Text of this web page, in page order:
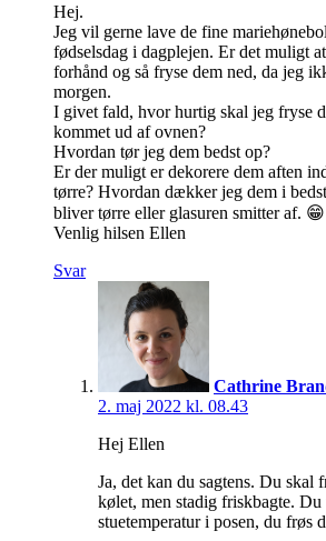
Hej.
Jeg vil gerne lave de fine
fødselsdag i dagplejen. Er det muligt
forhånd og så fryse dem ned, da jeg
morgen.
I givet fald, hvor hurtig skal jeg fryse
kommet ud af ovnen?
Hvordan tør jeg dem bedst op?
Er der muligt er dekorere dem aften
tørre? Hvordan dækker jeg dem i
bliver tørre eller glasuren smitter af. 😁
Venlig hilsen Ellen
Svar
Cathrine
2. maj 2022 kl. 08.43
Hej Ellen
Ja, det kan du sagtens. Du skal
kølet, men stadig friskbagte. Du
stuetemperatur i posen, du frøs